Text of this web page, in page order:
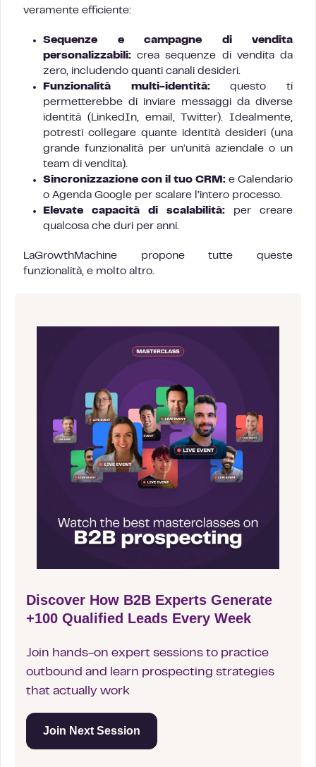
veramente efficiente:
Sequenze e campagne di vendita
personalizzabili: crea sequenze di vendita da
zero, includendo quanti canali desideri.
Funzionalità multi-identità:questo ti
permetterebbe di inviare messaggi da diverse
identità (LinkedIn, email, Twitter). Idealmente,
potresti collegare quante identità desideri (una
grande funzionalità per un’unità aziendale o un
team di vendita).
Sincronizzazione con il tuo CRM: e Calendario
o Agenda Google per scalare l’intero processo.
Elevate capacità di scalabilità: per creare
qualcosa che duri per anni.
LaGrowthMachine propone tutte queste
funzionalità, e molto altro.
Discover How B2B Experts Generate
+100 Qualified Leads Every Week
Join hands-on expert sessions to practice
outbound and learn prospecting strategies
that actually work
Join Next Session